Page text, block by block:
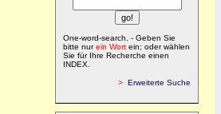
One-word-search. - Geben Sie
bitte nurein Wort ein; oder wählen
Sie für Ihre Recherche einen
INDEX.
> Erweiterte Suche